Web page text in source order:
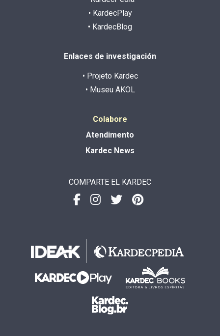
• KardecPlay
• KardecBlog
Enlaces de investigación
• Projeto Kardec
• Museu AKOL
Colabore
Atendimento
Kardec News
COMPARTE EL KARDEC